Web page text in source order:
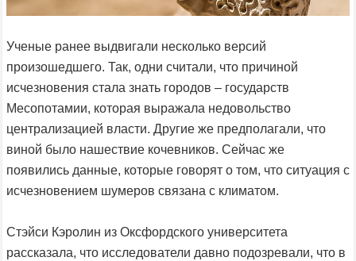
Ученые ранее выдвигали несколько версий
произошедшего. Так, одни считали, что причиной
исчезновения стала знать городов – государств
Месопотамии, которая выражала недовольство
централизацией власти. Другие же предполагали, что
виной было нашествие кочевников. Сейчас же
появились данные, которые говорят о том, что ситуация с
исчезновением шумеров связана с климатом.
Стэйси Кэролин из Оксфордского университета
рассказала, что исследователи давно подозревали, что в